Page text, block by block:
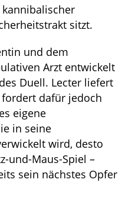
sitzt.
und dem
Arzt entwickelt
Duell. Lecter liefert
dafür jedoch
eigene
in seine
wird, desto
und-Maus-Spiel –
sein nächstes Opfer